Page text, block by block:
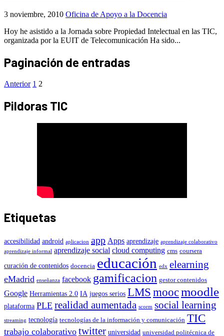
3 noviembre, 2010 Oficina de Apoyo a la Docencia
Hoy he asistido a la Jornada sobre Propiedad Intelectual en las TIC,
organizada por la EUIT de Telecomunicación Ha sido...
Paginación de entradas
Anterior 1 2
Pildoras TIC
Etiquetas
accesibilidad android aplicacion app Apps aprendizaje aprendizaje colaborativo
aprendizaje informal aprendizaje social cloud computing cms coursera
curación de contenidos docencia educación edx elearning
eMadrid enseñanza facebook gamificacion gestor contenidos
Google Herramientas 2.0 IA juegos serios LMS moocmoodle
plataforma PLE realidad aumentada scorm social learning
streaming tecnología tecnologías de la información y comunicación TIC
trabajo colaborativo twitter universidad universidad politécnica de